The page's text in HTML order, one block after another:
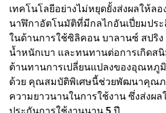
เทคโนโลยีอย่างไม่หยุดยั้งส่งผลให้ลอ
นาฬิกาอัตโนมัติที่มีกลไกอันเปี่ยมปร
ในด้านการใช้ซิลิคอน บาลานซ์ สปริง
น้ำหนักเบา และทนทานต่อการเกิดส
ต้านทานการเปลี่ยนแปลงของอุณหภู
ด้วย คุณสมบัติพิเศษนี้ช่วยพัฒนาคุณภ
ความยาวนานในการใช้งาน ซึ่งส่งผ
ประกันการใช้งานนาน 5 ปี